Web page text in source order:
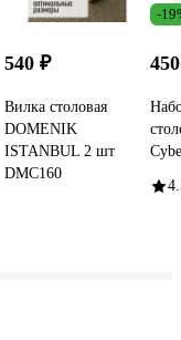
540 ₽
Вилка столовая
DOMENIK
ISTANBUL 2 шт
DMC160
-